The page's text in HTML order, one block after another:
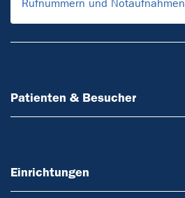
Rufnummern und Notaufnahmen
Patienten & Besucher
Einrichtungen